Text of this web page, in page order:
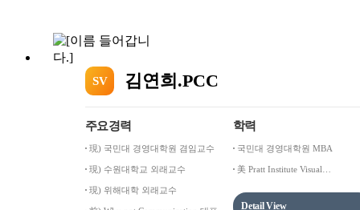
SV 김연희.PCC
주요경력
現) 국민대 경영대학원 겸임교수
現) 수원대학교 외래교수
現) 위해대학 외래교수
학력
국민대 경영대학원 MBA
美 Pratt Institute Visual
Detail View